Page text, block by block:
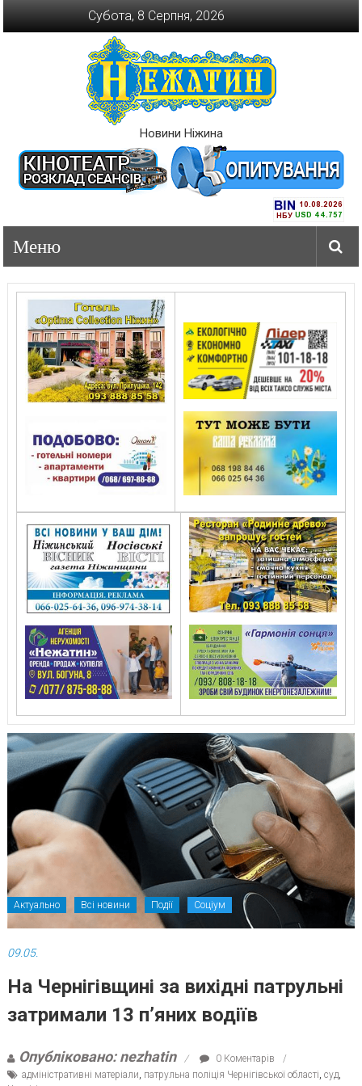
Субота, 8 Серпня, 2026
Новини Ніжина
Актуально Всі новини Події Соціум
09.05.
На Чернігівщині за вихідні патрульні
затримали 13 п’яних водіїв
Опубліковано: nezhatin
0 Коментарів
адміністративні матеріали, патрульна поліція Чернігівської області, суд,